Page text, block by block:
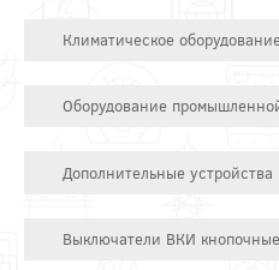
Климатическое
Оборудование
Дополнительные
Выключатели ВКИ